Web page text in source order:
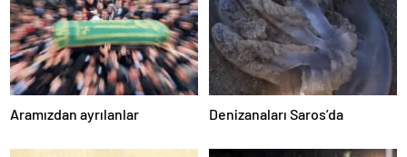
Aramızdan ayrılanlar Denizanaları Saros’da